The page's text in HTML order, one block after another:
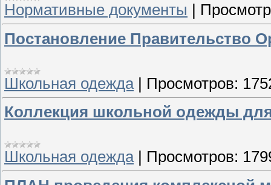
Нормативные документы
Постановление Правительство
Школьная одежда | Просмотров:
Коллекция школьной одежды для
Школьная одежда| Просмотров: